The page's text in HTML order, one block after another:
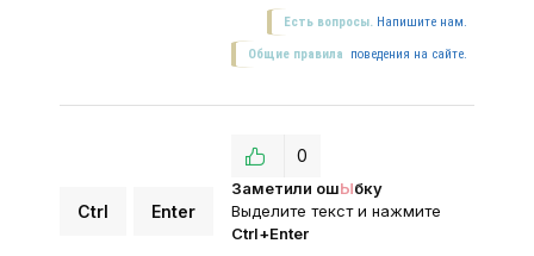
Есть вопросы. Напишите нам.
Общие правила поведения на сайте.
Ctrl Enter
Заметили ошЫбку
Выделите текст и нажмите
Ctrl+Enter
0